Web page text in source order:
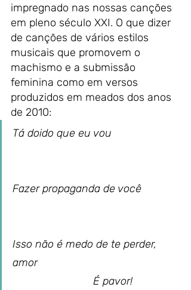
impregnado nas nossas canções
em pleno século XXI. O que dizer
de canções de vários estilos
musicais que promovem o
machismo e a submissão
feminina como em versos
produzidos em meados dos anos
de 2010:
Tá doido que eu vou
Fazer propaganda de você
Isso não é medo de te perder,
amor
                           É pavor!